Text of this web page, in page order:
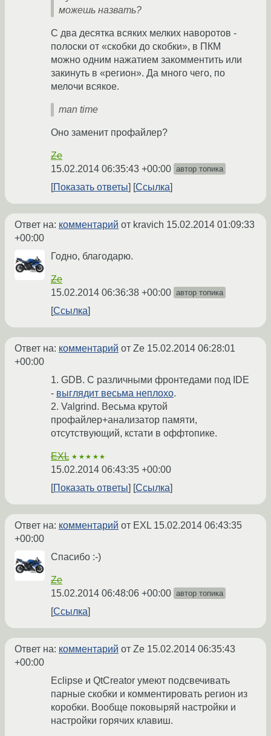
можешь назвать?
С два десятка всяких мелких наворотов -
полоски от «скобки до скобки», в ПКМ
можно одним нажатием закомментить или
закинуть в «регион». Да много чего, по
мелочи всякое.
man time
Оно заменит профайлер?
Ze
15.02.2014 06:35:43 +00:00 автор топика
Показать ответы Ссылка
Ответ на: комментарий от kravich 15.02.2014 01:09:33
+00:00
Годно, благодарю.
Ze
15.02.2014 06:36:38 +00:00 автор топика
Ссылка
Ответ на: комментарий от Ze 15.02.2014 06:28:01
+00:00
1. GDB. С различными фронтедами под IDE
- выглядит весьма неплохо.
2. Valgrind. Весьма крутой
профайлер+анализатор памяти,
отсутствующий, кстати в оффтопике.
EXL ★★★★★
15.02.2014 06:43:35 +00:00
Показать ответы
Ссылка
Ответ на: комментарий от EXL 15.02.2014 06:43:35
+00:00
Спасибо :-)
Ze
15.02.2014 06:48:06 +00:00 автор топика
Ссылка
Ответ на: комментарий от Ze 15.02.2014 06:35:43
+00:00
Eclipse и QtCreator умеют подсвечивать
парные скобки и комментировать регион из
коробки. Вообще поковыряй настройки и
настройки горячих клавиш.